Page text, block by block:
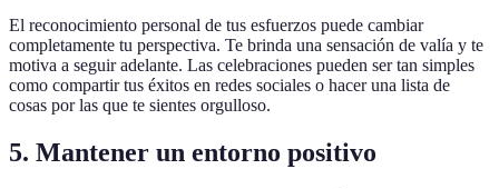
El reconocimiento personal de tus esfuerzos puede cambiar
completamente tu perspectiva. Te brinda una sensación de valía y te
motiva a seguir adelante. Las celebraciones pueden ser tan simples
como compartir tus éxitos en redes sociales o hacer una lista de
cosas por las que te sientes orgulloso.
5. Mantener un entorno positivo